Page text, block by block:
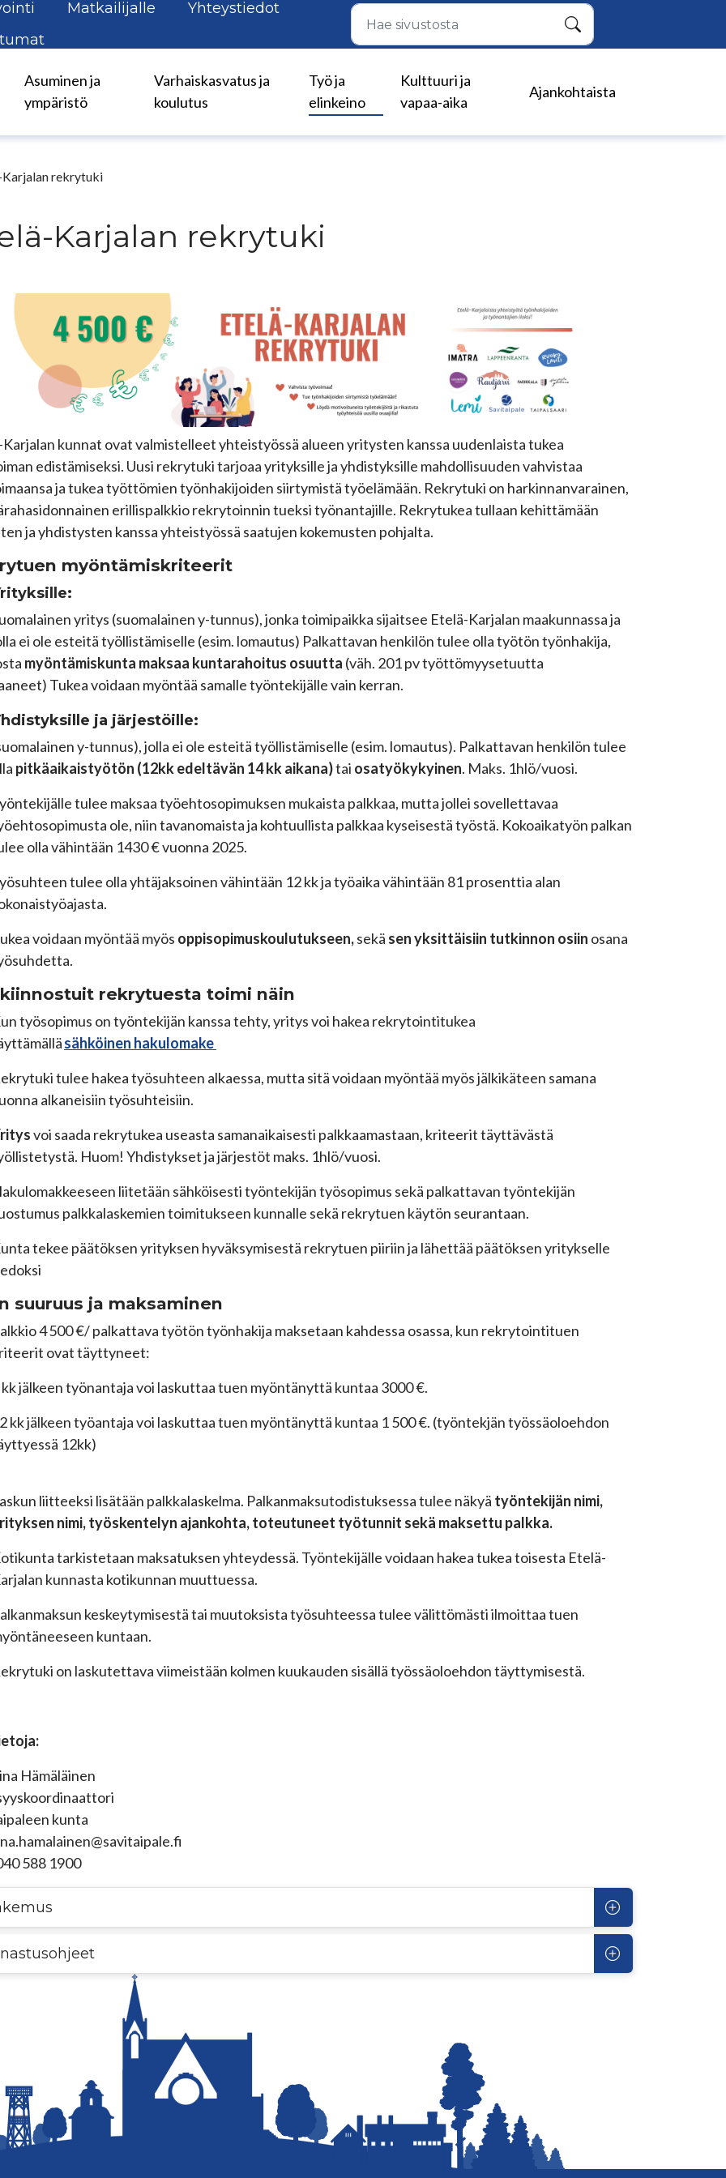
Matkailijalle
Yhteystiedot
Hae
Asuminen ja
ympäristö
Varhaiskasvatus ja
koulutus
Työ ja
elinkeino
Kulttuuri ja
vapaa-aika
Ajankohtaista
Karjalan rekrytuki
Karjalan rekrytuki
Karjalan kunnat ovat valmistelleet yhteistyössä alueen yritysten kanssa uudenlaista tukea
edistämiseksi. Uusi rekrytuki tarjoaa yrityksille ja yhdistyksille mahdollisuuden vahvistaa
ja tukea työttömien työnhakijoiden siirtymistä työelämään. Rekrytuki on harkinnanvarainen,
erillispalkkio rekrytoinnin tueksi työnantajille. Rekrytukea tullaan kehittämään
ja yhdistysten kanssa yhteistyössä saatujen kokemusten pohjalta.
myöntämiskriteerit
yritys (suomalainen y-tunnus), jonka toimipaikka sijaitsee Etelä-Karjalan maakunnassa ja
ei ole esteitä työllistämiselle (esim. lomautus) Palkattavan henkilön tulee olla työtön työnhakija,
myöntämiskunta maksaa kuntarahoitus osuutta (väh. 201 pv työttömyysetuutta
Tukea voidaan myöntää samalle työntekijälle vain kerran.
ja järjestöille:
y-tunnus), jolla ei ole esteitä työllistämiselle (esim. lomautus). Palkattavan henkilön tulee
pitkäaikaistyötön (12kk edeltävän 14 kk aikana)tai osatyökykyinen. Maks. 1hlö/vuosi.
tulee maksaa työehtosopimuksen mukaista palkkaa, mutta jollei sovellettavaa
ole, niin tavanomaista ja kohtuullista palkkaa kyseisestä työstä. Kokoaikatyön palkan
olla vähintään 1430 € vuonna 2025.
tulee olla yhtäjaksoinen vähintään 12 kk ja työaika vähintään 81 prosenttia alan
voidaan myöntää myös oppisopimuskoulutukseen,sekä sen yksittäisiin tutkinnon osiin osana
rekrytuesta toimi näin
työsopimus on työntekijän kanssa tehty, yritys voi hakea rekrytointitukea
sähköinen hakulomake
tulee hakea työsuhteen alkaessa, mutta sitä voidaan myöntää myös jälkikäteen samana
alkaneisiin työsuhteisiin.
voi saada rekrytukea useasta samanaikaisesti palkkaamastaan, kriteerit täyttävästä
Huom! Yhdistykset ja järjestöt maks. 1hlö/vuosi.
liitetään sähköisesti työntekijän työsopimus sekä palkattavan työntekijän
palkkalaskemien toimitukseen kunnalle sekä rekrytuen käytön seurantaan.
tekee päätöksen yrityksen hyväksymisestä rekrytuen piiriin ja lähettää päätöksen yritykselle
suuruus ja maksaminen
4 500 €/ palkattava työtön työnhakija maksetaan kahdessa osassa, kun rekrytointituen
ovat täyttyneet:
kk jälkeen työnantaja voi laskuttaa tuen myöntänyttä kuntaa 3000 €.
kk jälkeen työantaja voi laskuttaa tuen myöntänyttä kuntaa 1 500 €. (työntekjän työssäoloehdon
12kk)
liitteeksi lisätään palkkalaskelma. Palkanmaksutodistuksessa tulee näkyä työntekijän nimi,
nimi, työskentelyn ajankohta,toteutuneet työtunnit sekä maksettu palkka.
tarkistetaan maksatuksen yhteydessä. Työntekijälle voidaan hakea tukea toisesta Etelä-
kunnasta kotikunnan muuttuessa.
keskeytymisestä tai muutoksista työsuhteessa tulee välittömästi ilmoittaa tuen
kuntaan.
on laskutettava viimeistään kolmen kuukauden sisällä työssäoloehdon täyttymisestä.
Hämäläinen
kunta
588 1900